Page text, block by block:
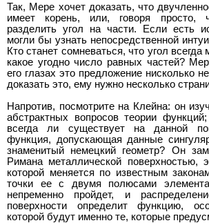
Так, Мере хочет доказать, что
имеет корень, или, говоря просто,
разделить угол на части. Если есть
могли бы узнать непосредственной
Кто станет сомневаться, что угол
какое угодно число равных частей?
его глазах это предложение нисколько
доказать это, ему нужно несколько
Напротив, посмотрите на Клейна: он
абстрактных вопросов теории
всегда ли существует на данной
функция, допускающая данные
знаменитый немецкий геометр? Он
Римана металлической поверхностью,
которой меняется по известным
точки ее с двумя полюсами
непременно пройдет, и
поверхности определит функцию,
которой будут именно те, которые